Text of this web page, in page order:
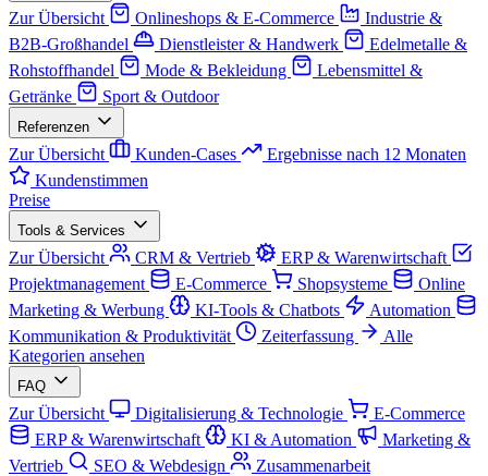
Zur Übersicht Onlineshops & E-Commerce
Industrie &
B2B-Großhandel
Dienstleister & Handwerk
Edelmetalle &
Rohstoffhandel
Mode & Bekleidung
Lebensmittel &
Getränke
Sport & Outdoor
Referenzen
Zur Übersicht Kunden-Cases
Ergebnisse nach 12 Monaten
Kundenstimmen
Preise
Tools & Services
Zur Übersicht CRM & Vertrieb
ERP & Warenwirtschaft
Projektmanagement
E-Commerce Shopsysteme
Online
Marketing & Werbung
KI-Tools & Chatbots
Automation
Kommunikation & Produktivität
Zeiterfassung
Alle
Kategorien ansehen
FAQ
Zur Übersicht Digitalisierung & Technologie
E-Commerce
ERP & Warenwirtschaft
KI & Automation
Marketing &
Vertrieb
SEO & Webdesign Zusammenarbeit